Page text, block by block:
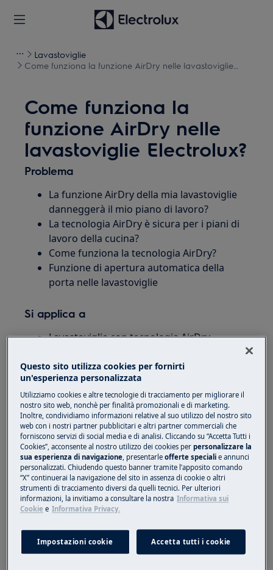
Lavastoviglie
Come funziona la funzione AirDry nelle lavastoviglie
Come funziona la
funzione AirDry nelle
lavastoviglie Electrolux?
Problema
La funzione AirDry della mia lavastoviglie
danneggerà il mio piano di lavoro?
La tecnologia AirDry è sicura per i piani di
lavoro della cucina?
Come funziona la tecnologia AirDry?
Funzione di apertura automatica della
porta nelle lavastoviglie
Si applica a
Lavastoviglie con tecnologia AirDry
Soluzione
La tecnologia AirDry offre prestazioni di
asciugatura fino a tre volte migliori rispetto ai
sistemi a porta chiusa. La porta si apre
automaticamente al termine della fase di
asciugatura e l'aria viene fatta circolare
all'interno della macchina. I piatti escono
perfettamente asciutti. Ogni volta.
AirDry si attiva automaticamente con tutti i
e del tempo di apertura della porta varia a
seconda del programma e delle opzioni
Questo sito utilizza cookies per fornirti
un'esperienza personalizzata
Utilizziamo cookies e altre tecnologie di tracciamento per migliorare il
nostro sito web, nonchè per finalità promozionali e di marketing.
Inoltre, condividiamo informazioni relative al suo utilizzo del nostro sito
web con i nostri partner pubblicitari e altri partner commerciali che
forniscono servizi di social media e di analisi. Cliccando su “Accetta Tutti i
Cookies”, acconsente al nostro utilizzo dei cookies perpersonalizzare la
sua esperienza di navigazione, presentarleofferte speciali e annunci
personalizzati. Chiudendo questo banner tramite l’apposito comando
“X” continuerai la navigazione del sito in assenza di cookie o altri
strumenti di tracciamento diversi da quelli tecnici. Per ulteriori
informazioni, la invitiamo a consultare la nostra Informativa sui
Cookie e Informativa Privacy.
Impostazioni cookie Accetta tutti i cookie